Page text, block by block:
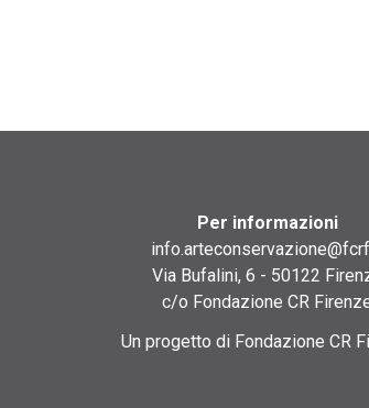
Per informazioni
Via Bufalini, 6 - 50122
c/o Fondazione CR
Un progetto di Fondazione CR